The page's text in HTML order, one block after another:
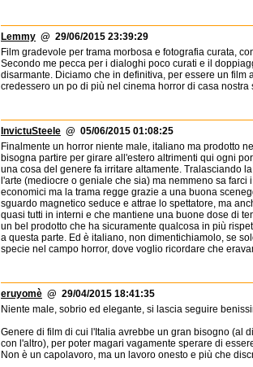
Lemmy @ 29/06/2015 23:39:29
Film gradevole per trama morbosa e fotografia curata,
Secondo me pecca per i dialoghi poco curati e il
disarmante. Diciamo che in definitiva, per essere un
credessero un po di più nel cinema horror di casa nostra
InvictuSteele @ 05/06/2015 01:08:25
Finalmente un horror niente male, italiano ma prodotto
bisogna partire per girare all'estero altrimenti qui ogni
una cosa del genere fa irritare altamente. Tralasciando
l'arte (mediocre o geniale che sia) ma nemmeno sa
economici ma la trama regge grazie a una buona
sguardo magnetico seduce e attrae lo spettatore, ma
quasi tutti in interni e che mantiene una buone dose di
un bel prodotto che ha sicuramente qualcosa in più
a questa parte. Ed è italiano, non dimentichiamolo, se
specie nel campo horror, dove voglio ricordare che
eruyomè @ 29/04/2015 18:41:35
Niente male, sobrio ed elegante, si lascia seguire
Genere di film di cui l'Italia avrebbe un gran bisogno (al
con l'altro), per poter magari vagamente sperare di
Non è un capolavoro, ma un lavoro onesto e più che